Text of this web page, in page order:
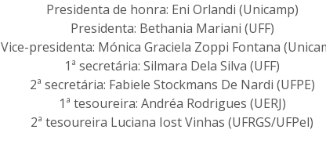
Presidenta de honra: Eni Orlandi (Unicamp)
Presidenta: Bethania Mariani (UFF)
Vice-presidenta: Mónica Graciela Zoppi Fontana
1ª secretária: Silmara Dela Silva (UFF)
2ª secretária: Fabiele Stockmans De Nardi (UFPE)
1ª tesoureira: Andréa Rodrigues (UERJ)
2ª tesoureira Luciana Iost Vinhas (UFRGS/UFPel)